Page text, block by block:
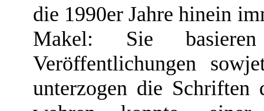
die 1990er Jahre hinein
Makel: Sie
Veröffentlichungen
unterzogen die